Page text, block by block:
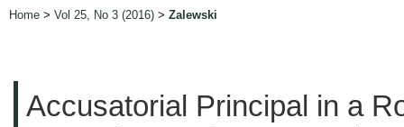
Home > Vol 25, No 3 (2016) > Zalewski
Accusatorial Principal in a